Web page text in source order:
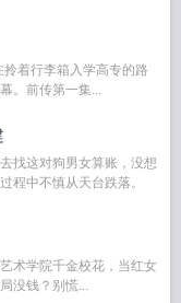
着行李箱入学高专的路
。前传第一集...
找这对狗男女算账，没想
程中不慎从天台跌落。
术学院千金校花，当红女
没钱？别慌...